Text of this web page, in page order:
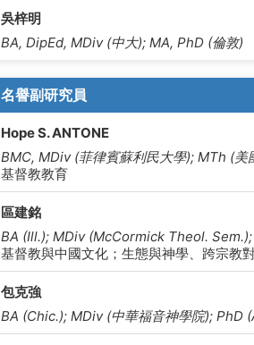
吳梓明
BA, DipEd, MDiv (中大); MA, PhD (倫敦)
名譽副研究員
Hope S. ANTONE
BMC, MDiv (菲律賓蘇利民大學); MTh (美
基督教教育
區建銘
BA (Ill.); MDiv (McCormick Theol.
基督教與中國文化；生態與神學、跨宗教
包克強
BA (Chic.); MDiv (中華福音神學院); PhD